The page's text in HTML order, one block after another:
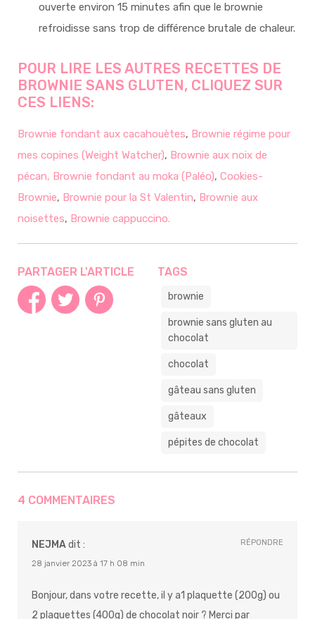
ouverte environ 15 minutes afin que le brownie
refroidisse sans trop de différence brutale de chaleur.
POUR LIRE LES AUTRES RECETTES DE
BROWNIE SANS GLUTEN, CLIQUEZ SUR
CES LIENS:
Brownie fondant aux cacahouètes, Brownie régime pour
mes copines (Weight Watcher), Brownie aux noix de
pécan, Brownie fondant au moka (Paléo), Cookies-
Brownie, Brownie pour la St Valentin, Brownie aux
noisettes, Brownie cappuccino.
PARTAGER L'ARTICLE TAGS
brownie
brownie sans gluten au
chocolat
chocolat
gâteau sans gluten
gâteaux
pépites de chocolat
4 COMMENTAIRES
NEJMAdit :
28 janvier 2023 à 17 h 08 min
Bonjour, dans votre recette, il y a1 plaquette (200g) ou
2 plaquettes (400g) de chocolat noir ? Merci par
RÉPONDRE